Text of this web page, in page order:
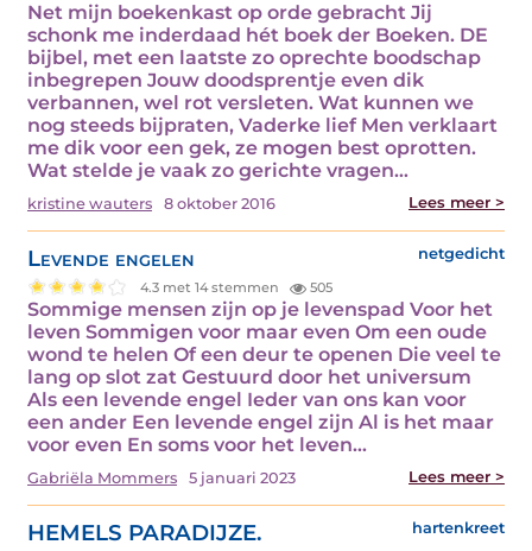
Net mijn boekenkast op orde gebracht Jij
schonk me inderdaad hét boek der Boeken. DE
bijbel, met een laatste zo oprechte boodschap
inbegrepen Jouw doodsprentje even dik
verbannen, wel rot versleten. Wat kunnen we
nog steeds bijpraten, Vaderke lief Men verklaart
me dik voor een gek, ze mogen best oprotten.
Wat stelde je vaak zo gerichte vragen…
kristine wauters 8 oktober 2016 Lees meer >
Levende engelen netgedicht
4.3 met 14 stemmen 505
Sommige mensen zijn op je levenspad Voor het
leven Sommigen voor maar even Om een oude
wond te helen Of een deur te openen Die veel te
lang op slot zat Gestuurd door het universum
Als een levende engel Ieder van ons kan voor
een ander Een levende engel zijn Al is het maar
voor even En soms voor het leven…
Gabriëla Mommers 5 januari 2023 Lees meer >
HEMELS PARADIJZE. hartenkreet